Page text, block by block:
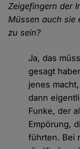
Zeigefingern der
Müssen auch sie
zu sein?
Ja, das
gesagt
jenes
dann
Funke, der
Empörung,
führten. Bei